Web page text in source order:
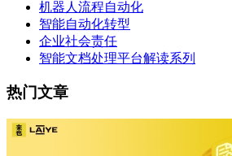
机器人流程自动化
智能自动化转型
企业社会责任
智能文档处理平台解读系列
热门文章